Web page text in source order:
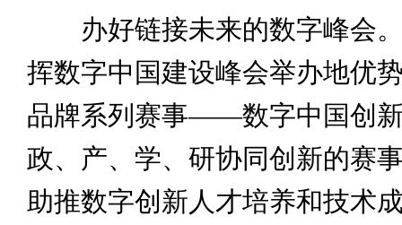
办好链接未来的数字峰会。
挥数字中国建设峰会举办地优
品牌系列赛事——数字中国创
政、产、学、研协同创新的赛
助推数字创新人才培养和技术